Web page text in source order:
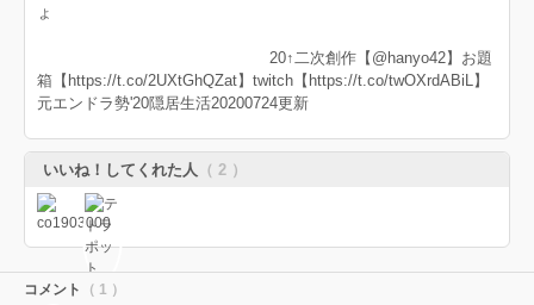
ょ
20↑二次創作【@hanyo42】お題
箱【https://t.co/2UXtGhQZat】twitch【https://t.co/twOXrdABiL】
元エンドラ勢'20隠居生活20200724更新
いいね！してくれた人 （ 2 ）
コメント （ 1 ）